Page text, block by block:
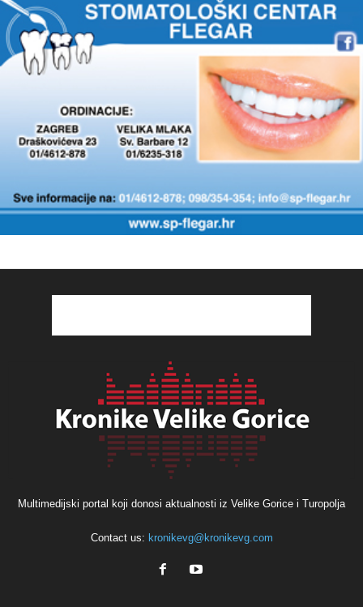
Multimedijski portal koji donosi aktualnosti iz Velike Gorice i Turopolja
Contact us: kronikevg@kronikevg.com